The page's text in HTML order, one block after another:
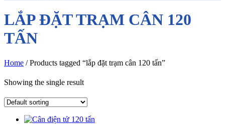
LẮP ĐẶT TRẠM CÂN 120
TẤN
Home / Products tagged “lắp đặt trạm cân 120 tấn”
Showing the single result